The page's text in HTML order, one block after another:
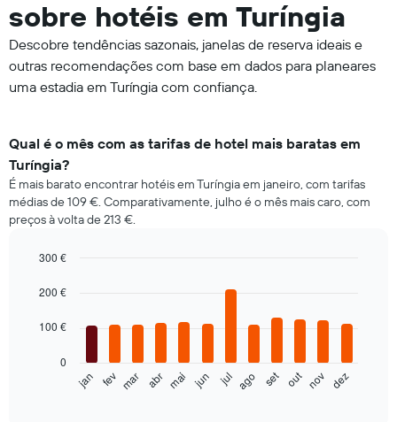
sobre hotéis em Turíngia
Descobre tendências sazonais, janelas de reserva ideais e
outras recomendações com base em dados para planeares
uma estadia em Turíngia com confiança.
Qual é o mês com as tarifas de hotel mais baratas em
Turíngia?
É mais barato encontrar hotéis em Turíngia em janeiro, com tarifas
médias de 109 €. Comparativamente, julho é o mês mais caro, com
preços à volta de 213 €.
chart
bars.
graphic.
jan fev mar abr mai jun jul ago set out nov dez
0
100 €
200 €
300 €